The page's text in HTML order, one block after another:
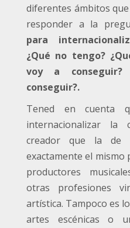
diferentes ámbitos
responder a la
para
¿Qué no tengo?
voy a
conseguir?.
Tened en cuenta
internacionalizar
creador que la de
exactamente el mismo
productores
otras profesiones
artística. Tampoco es
artes escénicas o